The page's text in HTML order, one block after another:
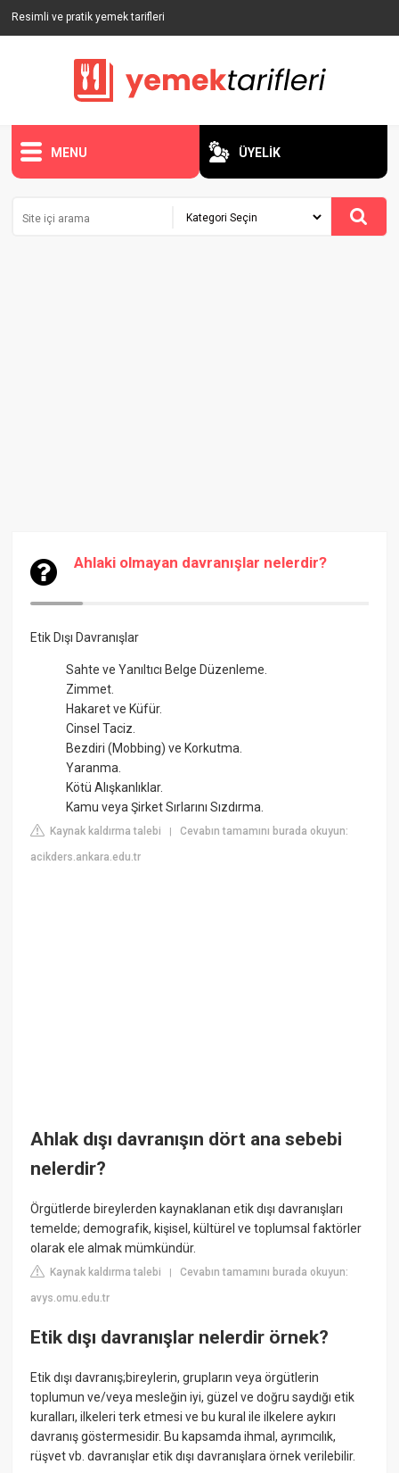
Resimli ve pratik yemek tarifleri
MENU ÜYELİK
Ahlaki olmayan davranışlar nelerdir?
Etik Dışı Davranışlar
Sahte ve Yanıltıcı Belge Düzenleme.
Zimmet.
Hakaret ve Küfür.
Cinsel Taciz.
Bezdiri (Mobbing) ve Korkutma.
Yaranma.
Kötü Alışkanlıklar.
Kamu veya Şirket Sırlarını Sızdırma.
Kaynak kaldırma talebi |Cevabın tamamını burada okuyun:
acikders.ankara.edu.tr
Ahlak dışı davranışın dört ana sebebi
nelerdir?
Örgütlerde bireylerden kaynaklanan etik dışı davranışları
temelde; demografik, kişisel, kültürel ve toplumsal faktörler
olarak ele almak mümkündür.
Kaynak kaldırma talebi |Cevabın tamamını burada okuyun:
avys.omu.edu.tr
Etik dışı davranışlar nelerdir örnek?
Etik dışı davranış;bireylerin, grupların veya örgütlerin
toplumun ve/veya mesleğin iyi, güzel ve doğru saydığı etik
kuralları, ilkeleri terk etmesi ve bu kural ile ilkelere aykırı
davranış göstermesidir. Bu kapsamda ihmal, ayrımcılık,
rüşvet vb. davranışlar etik dışı davranışlara örnek verilebilir.